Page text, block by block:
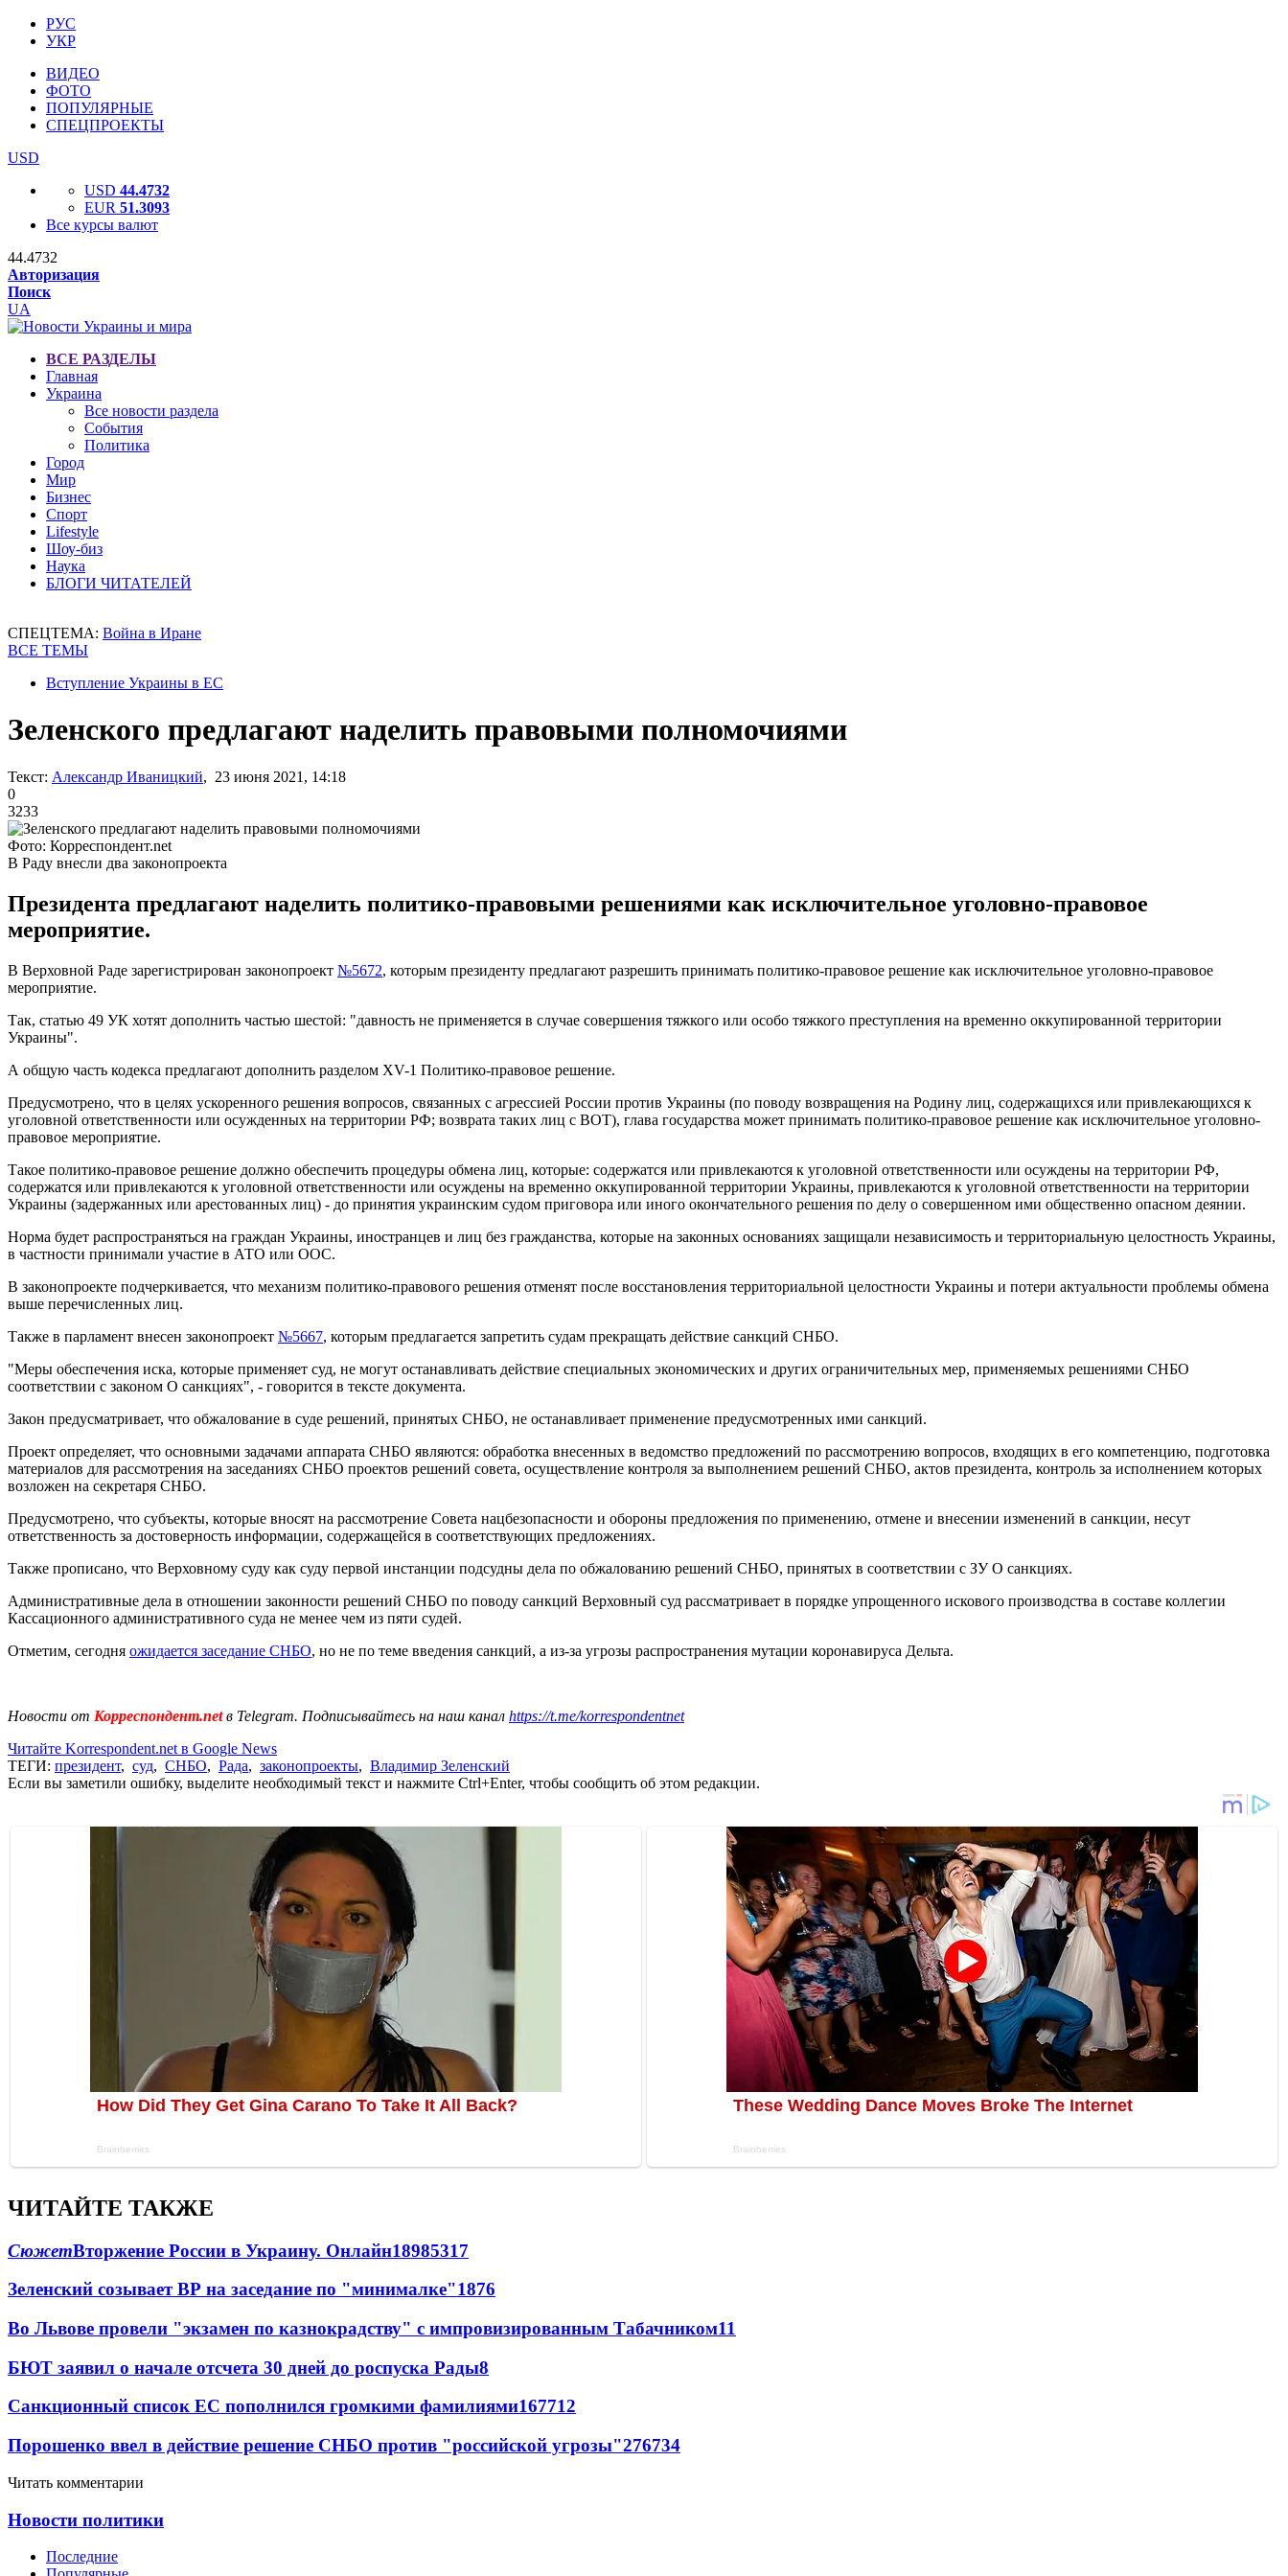
РУС
УКР
ВИДЕО
ФОТО
ПОПУЛЯРНЫЕ
СПЕЦПРОЕКТЫ
USD
USD 44.4732
EUR 51.3093
Все курсы валют
44.4732
Авторизация
Поиск
UA
ВСЕ РАЗДЕЛЫ
Главная
Украина
Все новости раздела
События
Политика
Город
Мир
Бизнес
Спорт
Lifestyle
Шоу-биз
Наука
БЛОГИ ЧИТАТЕЛЕЙ
СПЕЦТЕМА: Война в Иране
ВСЕ ТЕМЫ
Вступление Украины в ЕС
Зеленского предлагают наделить правовыми полномочиями
Текст: Александр Иваницкий, 23 июня 2021, 14:18
0
3233
Фото: Корреспондент.net
В Раду внесли два законопроекта
Президента предлагают наделить политико-правовыми решениями как исключительное уголовно-правовое
мероприятие.
В Верховной Раде зарегистрирован законопроект №5672, которым президенту предлагают разрешить принимать политико-правовое решение как исключительное уголовно-правовое
мероприятие.
Так, статью 49 УК хотят дополнить частью шестой: "давность не применяется в случае совершения тяжкого или особо тяжкого преступления на временно оккупированной территории
Украины".
А общую часть кодекса предлагают дополнить разделом XV-1 Политико-правовое решение.
Предусмотрено, что в целях ускоренного решения вопросов, связанных с агрессией России против Украины (по поводу возвращения на Родину лиц, содержащихся или привлекающихся к
уголовной ответственности или осужденных на территории РФ; возврата таких лиц с ВОТ), глава государства может принимать политико-правовое решение как исключительное уголовно-
правовое мероприятие.
Такое политико-правовое решение должно обеспечить процедуры обмена лиц, которые: содержатся или привлекаются к уголовной ответственности или осуждены на территории РФ,
содержатся или привлекаются к уголовной ответственности или осуждены на временно оккупированной территории Украины, привлекаются к уголовной ответственности на территории
Украины (задержанных или арестованных лиц) - до принятия украинским судом приговора или иного окончательного решения по делу о совершенном ими общественно опасном деянии.
Норма будет распространяться на граждан Украины, иностранцев и лиц без гражданства, которые на законных основаниях защищали независимость и территориальную целостность Украины,
в частности принимали участие в АТО или ООС.
В законопроекте подчеркивается, что механизм политико-правового решения отменят после восстановления территориальной целостности Украины и потери актуальности проблемы обмена
выше перечисленных лиц.
Также в парламент внесен законопроект №5667, которым предлагается запретить судам прекращать действие санкций СНБО.
"Меры обеспечения иска, которые применяет суд, не могут останавливать действие специальных экономических и других ограничительных мер, применяемых решениями СНБО
соответствии с законом О санкциях", - говорится в тексте документа.
Закон предусматривает, что обжалование в суде решений, принятых СНБО, не останавливает применение предусмотренных ими санкций.
Проект определяет, что основными задачами аппарата СНБО являются: обработка внесенных в ведомство предложений по рассмотрению вопросов, входящих в его компетенцию, подготовка
материалов для рассмотрения на заседаниях СНБО проектов решений совета, осуществление контроля за выполнением решений СНБО, актов президента, контроль за исполнением которых
возложен на секретаря СНБО.
Предусмотрено, что субъекты, которые вносят на рассмотрение Совета нацбезопасности и обороны предложения по применению, отмене и внесении изменений в санкции, несут
ответственность за достоверность информации, содержащейся в соответствующих предложениях.
Также прописано, что Верховному суду как суду первой инстанции подсудны дела по обжалованию решений СНБО, принятых в соответствии с ЗУ О санкциях.
Административные дела в отношении законности решений СНБО по поводу санкций Верховный суд рассматривает в порядке упрощенного искового производства в составе коллегии
Кассационного административного суда не менее чем из пяти судей.
Отметим, сегодня ожидается заседание СНБО, но не по теме введения санкций, а из-за угрозы распространения мутации коронавируса Дельта.
Новости от Корреспондент.netв Telegram. Подписывайтесь на наш канал https://t.me/korrespondentnet
Читайте Korrespondent.net в Google News
ТЕГИ: президент, суд, СНБО, Рада, законопроекты, Владимир Зеленский
Если вы заметили ошибку, выделите необходимый текст и нажмите Ctrl+Enter, чтобы сообщить об этом редакции.
ЧИТАЙТЕ ТАКЖЕ
СюжетВторжение России в Украину. Онлайн18985317
Зеленский созывает ВР на заседание по "минималке"1876
Во Львове провели "экзамен по казнокрадству" с импровизированным Табачником11
БЮТ заявил о начале отсчета 30 дней до роспуска Рады8
Санкционный список ЕС пополнился громкими фамилиями167712
Порошенко ввел в действие решение СНБО против "российской угрозы"276734
Читать комментарии
Новости политики
Последние